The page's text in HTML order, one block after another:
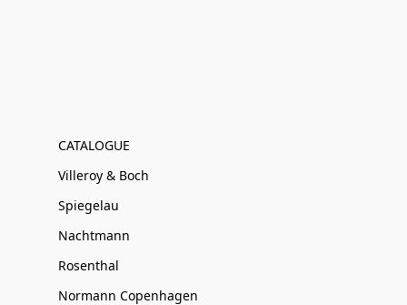
CATALOGUE
Villeroy & Boch
Spiegelau
Nachtmann
Rosenthal
Normann Copenhagen